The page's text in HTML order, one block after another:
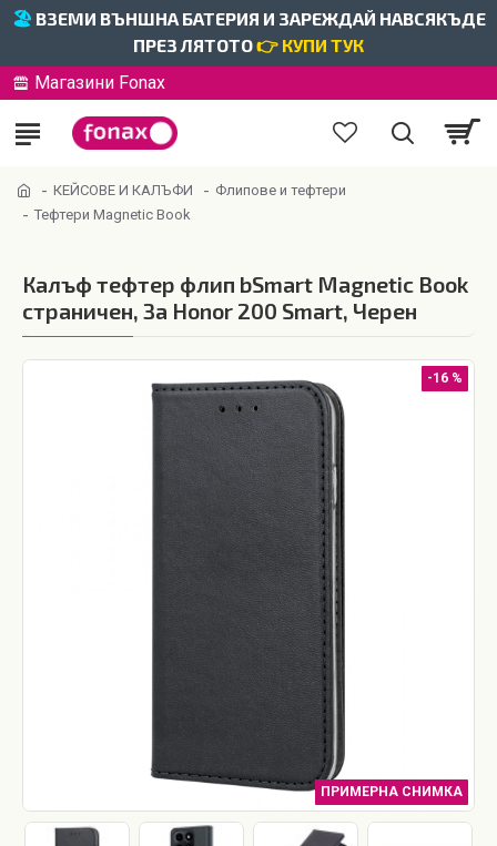
🏖️ ВЗЕМИ ВЪНШНА БАТЕРИЯ И ЗАРЕЖДАЙ НАВСЯКЪДЕ
ПРЕЗ ЛЯТОТО👉 КУПИ ТУК
Магазини Fonax
КЕЙСОВЕ И КАЛЪФИ
Флипове и тефтери
Тефтери Magnetic Book
Калъф тефтер флип bSmart Magnetic Book
страничен, За Honor 200 Smart, Черен
ПРИМЕРНА СНИМКА
-16 %